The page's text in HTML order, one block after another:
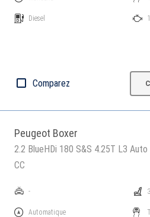
Diesel
Comparez
Peugeot Boxer
2.2 BlueHDi 180 S&S 4.25T L3 Auto
CC
-
Automatique